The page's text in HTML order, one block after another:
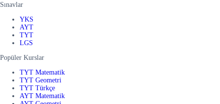
Sınavlar
YKS
AYT
TYT
LGS
Popüler Kurslar
TYT Matematik
TYT Geometri
TYT Türkçe
AYT Matematik